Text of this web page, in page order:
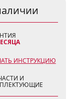
ИНСТРУКЦИЮ
И